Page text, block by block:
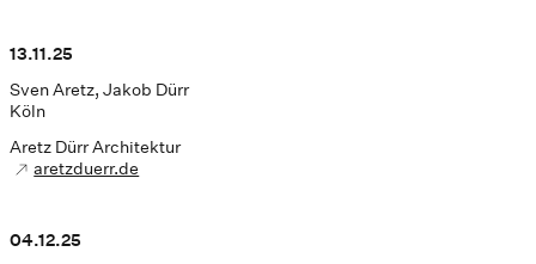
13.11.25
Sven Aretz, Jakob Dürr
Köln
Aretz Dürr Architektur
aretzduerr.de
04.12.25